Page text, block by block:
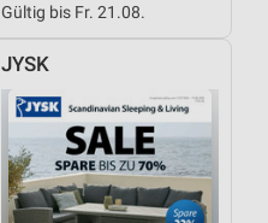
Gültig bis Fr. 21.08.
JYSK